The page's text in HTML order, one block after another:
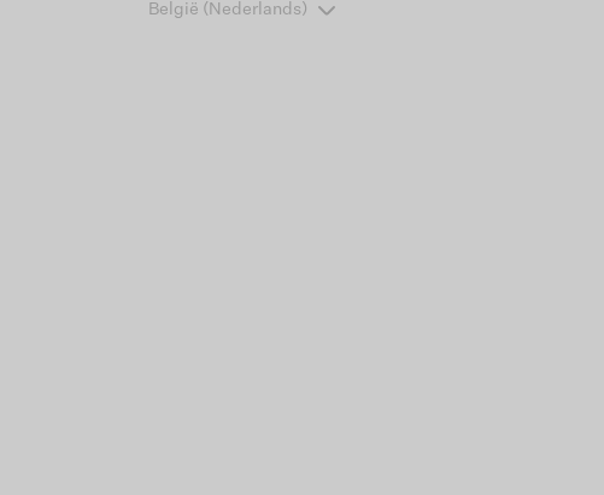
België (Nederlands)